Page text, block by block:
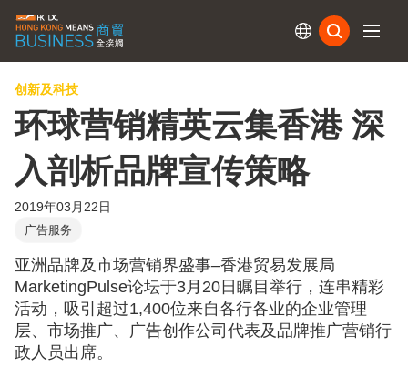
创新及科技
环球营销精英云集香港 深
入剖析品牌宣传策略
2019年03月22日
广告服务
亚洲品牌及市场营销界盛事–香港贸易发展局
MarketingPulse论坛于3月20日瞩目举行，连串精彩
活动，吸引超过1,400位来自各行各业的企业管理
层、市场推广、广告创作公司代表及品牌推广营销行
政人员出席。